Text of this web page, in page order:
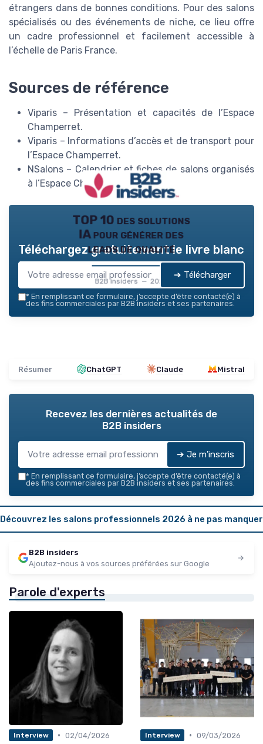
étrangers dans de bonnes conditions. Pour des salons
spécialisés ou des événements de niche, ce lieu offre
un cadre professionnel et facilement accessible à
l’échelle de Paris France.
Sources de référence
Viparis – Présentation et capacités de l’Espace
Champerret.
Viparis – Informations d’accès et de transport pour
l’Espace Champerret.
NSalons – Calendrier et fiches de salons organisés
à l’Espace Champerret.
TOP 10 des solutions
IA pour générer des
leads de qualité
B2B insiders — 2026
Téléchargez gratuitement le livre blanc
➔ Télécharger
* En remplissant ce formulaire, j’accepte d’être contacté(e) à
des fins commerciales par B2B insiders et ses partenaires.
Résumer ChatGPT Claude Mistral
Recevez les dernières actualités de
B2B insiders
➔ Je m'inscris
* En remplissant ce formulaire, j’accepte d’être contacté(e) à
des fins commerciales par B2B insiders et ses partenaires.
Découvrez les salons professionnels 2026 à ne pas manquer
B2B insiders
Ajoutez-nous à vos sources préférées sur Google
Parole d'experts
Interview • 02/04/2026 Interview • 09/03/2026